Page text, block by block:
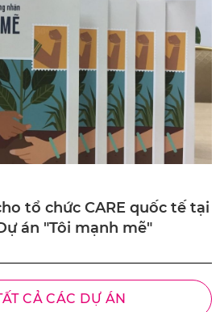
tổ chức CARE quốc tế tại
án "Tôi mạnh mẽ"
CẢ CÁC DỰ ÁN